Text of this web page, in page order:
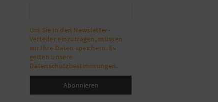
Um Sie in den Newsletter-
Verteiler einzutragen, müssen
wir Ihre Daten speichern. Es
gelten unsere
Datenschutzbestimmungen.